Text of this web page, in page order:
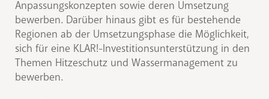
Anpassungskonzepten sowie deren Umsetzung
bewerben. Darüber hinaus gibt es für bestehende
Regionen ab der Umsetzungsphase die Möglichkeit,
sich für eine KLAR!-Investitionsunterstützung in den
Themen Hitzeschutz und Wassermanagement zu
bewerben.